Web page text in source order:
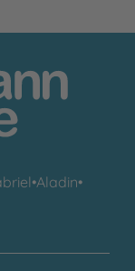
•Aladin•